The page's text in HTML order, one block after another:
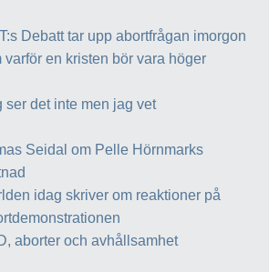
Debatt tar upp abortfrågan imorgon
varför en kristen bör vara höger
ser det inte men jag vet
Seidal om Pelle Hörnmarks
idag skriver om reaktioner på
aborter och avhållsamhet